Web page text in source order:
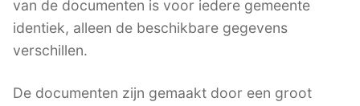
van de documenten is voor iedere gemeente
identiek, alleen de beschikbare gegevens
verschillen.
De documenten zijn gemaakt door een groot